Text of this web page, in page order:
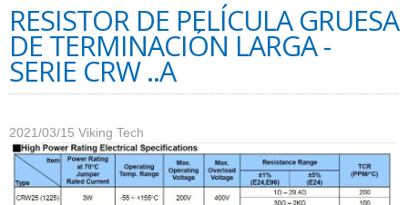
RESISTOR DE PELÍCULA GRUESA
DE TERMINACIÓN LARGA -
SERIE CRW ..A
2021/03/15 Viking Tech